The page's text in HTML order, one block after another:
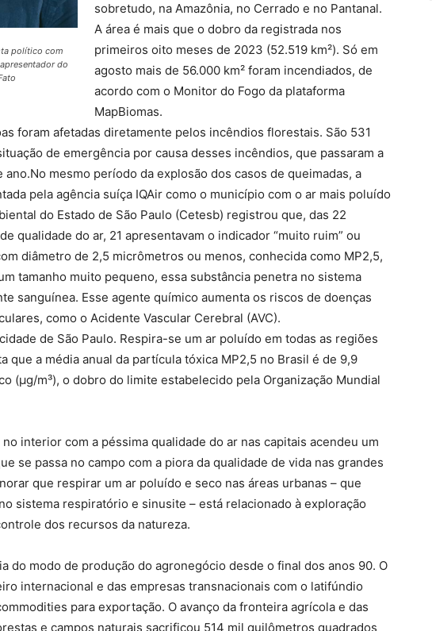
político com
do
sobretudo, na Amazônia, no Cerrado e no Pantanal.
A área é mais que o dobro da registrada nos
primeiros oito meses de 2023 (52.519 km²). Só em
agosto mais de 56.000 km² foram incendiados, de
acordo com o Monitor do Fogo da plataforma
MapBiomas.
foram afetadas diretamente pelos incêndios florestais. São 531
de emergência por causa desses incêndios, que passaram a
ano.No mesmo período da explosão dos casos de queimadas, a
pela agência suíça IQAir como o município com o ar mais poluído
do Estado de São Paulo (Cetesb) registrou que, das 22
qualidade do ar, 21 apresentavam o indicador “muito ruim” ou
diâmetro de 2,5 micrômetros ou menos, conhecida como MP2,5,
tamanho muito pequeno, essa substância penetra no sistema
sanguínea. Esse agente químico aumenta os riscos de doenças
como o Acidente Vascular Cerebral (AVC).
de São Paulo. Respira-se um ar poluído em todas as regiões
que a média anual da partícula tóxica MP2,5 no Brasil é de 9,9
(µg/m³), o dobro do limite estabelecido pela Organização Mundial
interior com a péssima qualidade do ar nas capitais acendeu um
se passa no campo com a piora da qualidade de vida nas grandes
que respirar um ar poluído e seco nas áreas urbanas – que
sistema respiratório e sinusite – está relacionado à exploração
dos recursos da natureza.
do modo de produção do agronegócio desde o final dos anos 90. O
internacional e das empresas transnacionais com o latifúndio
para exportação. O avanço da fronteira agrícola e das
e campos naturais sacrificou 514 mil quilômetros quadrados